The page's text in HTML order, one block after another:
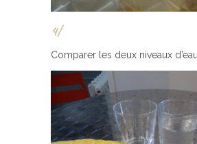
4/
Comparer les deux niveaux d’eau